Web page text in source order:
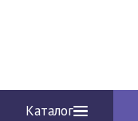
Каталог